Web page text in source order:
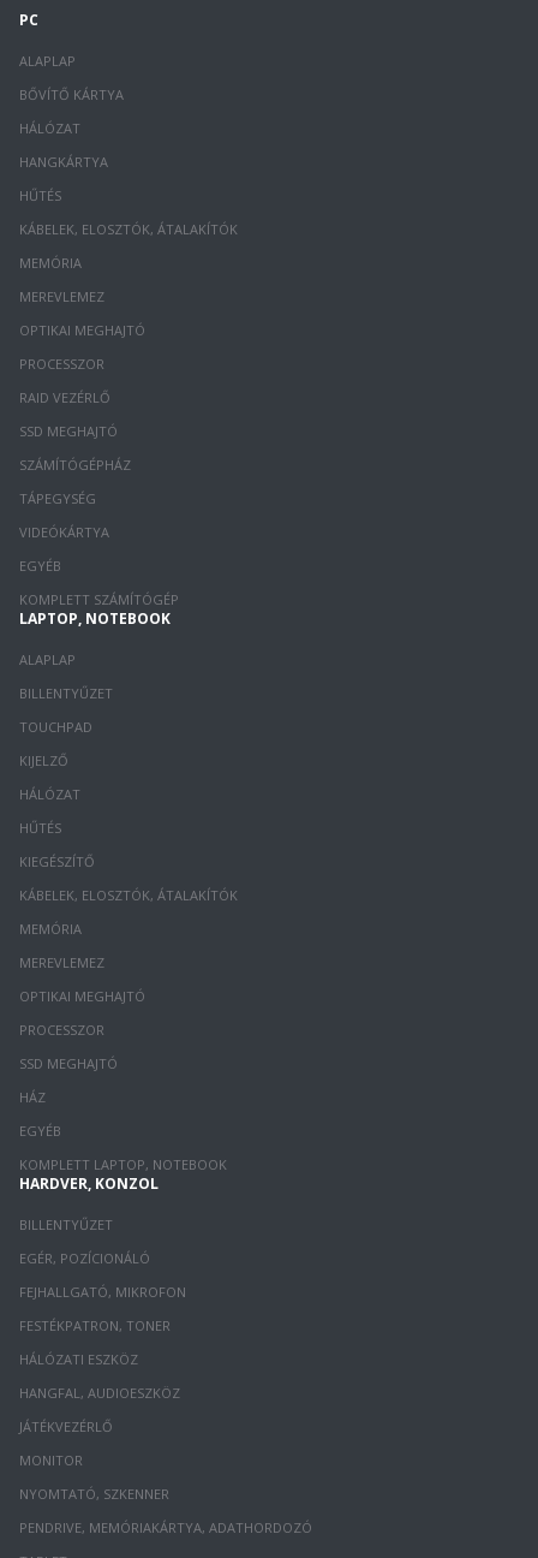
PC
ALAPLAP
BŐVÍTŐ KÁRTYA
HÁLÓZAT
HANGKÁRTYA
HŰTÉS
KÁBELEK, ELOSZTÓK, ÁTALAKÍTÓK
MEMÓRIA
MEREVLEMEZ
OPTIKAI MEGHAJTÓ
PROCESSZOR
RAID VEZÉRLŐ
SSD MEGHAJTÓ
SZÁMÍTÓGÉPHÁZ
TÁPEGYSÉG
VIDEÓKÁRTYA
EGYÉB
KOMPLETT SZÁMÍTÓGÉP
LAPTOP, NOTEBOOK
ALAPLAP
BILLENTYŰZET
TOUCHPAD
KIJELZŐ
HÁLÓZAT
HŰTÉS
KIEGÉSZÍTŐ
KÁBELEK, ELOSZTÓK, ÁTALAKÍTÓK
MEMÓRIA
MEREVLEMEZ
OPTIKAI MEGHAJTÓ
PROCESSZOR
SSD MEGHAJTÓ
HÁZ
EGYÉB
KOMPLETT LAPTOP, NOTEBOOK
HARDVER, KONZOL
BILLENTYŰZET
EGÉR, POZÍCIONÁLÓ
FEJHALLGATÓ, MIKROFON
FESTÉKPATRON, TONER
HÁLÓZATI ESZKÖZ
HANGFAL, AUDIOESZKÖZ
JÁTÉKVEZÉRLŐ
MONITOR
NYOMTATÓ, SZKENNER
PENDRIVE, MEMÓRIAKÁRTYA, ADATHORDOZÓ